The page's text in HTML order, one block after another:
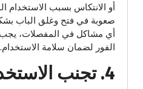
أو الانتكاس بسبب الاستخدام
صعوبة في فتح وغلق الباب
أي مشاكل في المفصلات، يجب
الفور لضمان سلامة الاستخدام.
4. تجنب الاستخدام الزائد